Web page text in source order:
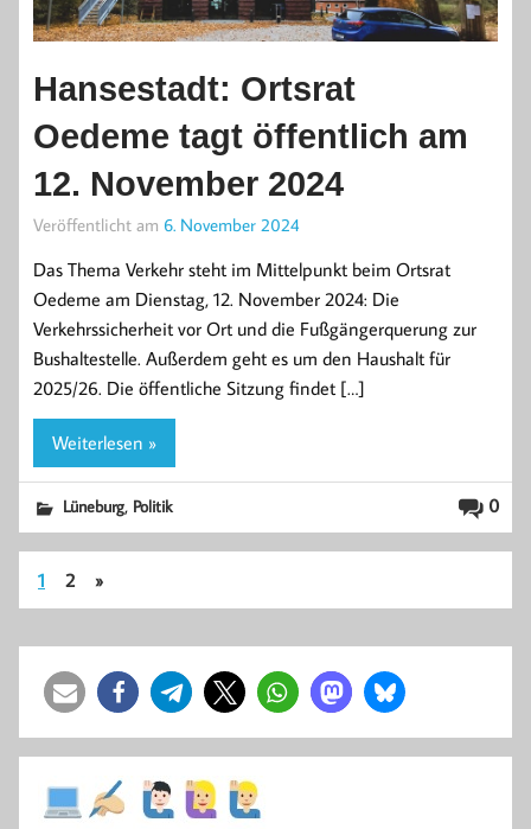
Hansestadt: Ortsrat
Oedeme tagt öffentlich am
12. November 2024
Veröffentlicht am 6. November 2024
Das Thema Verkehr steht im Mittelpunkt beim Ortsrat
Oedeme am Dienstag, 12. November 2024: Die
Verkehrssicherheit vor Ort und die Fußgängerquerung zur
Bushaltestelle. Außerdem geht es um den Haushalt für
2025/26. Die öffentliche Sitzung findet […]
Weiterlesen »
0
Lüneburg, Politik
1 2 »